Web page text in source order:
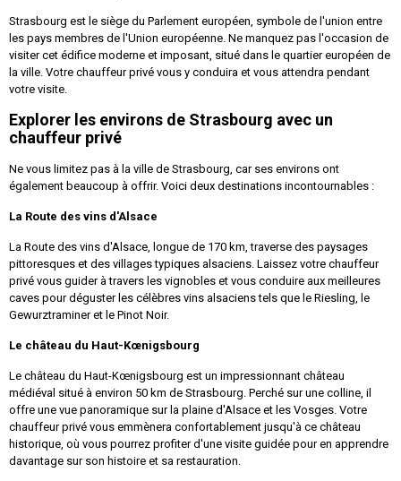
Strasbourg est le siège du Parlement européen, symbole de l'union entre
les pays membres de l'Union européenne. Ne manquez pas l'occasion de
visiter cet édifice moderne et imposant, situé dans le quartier européen de
la ville. Votre chauffeur privé vous y conduira et vous attendra pendant
votre visite.
Explorer les environs de Strasbourg avec un
chauffeur privé
Ne vous limitez pas à la ville de Strasbourg, car ses environs ont
également beaucoup à offrir. Voici deux destinations incontournables :
La Route des vins d'Alsace
La Route des vins d'Alsace, longue de 170 km, traverse des paysages
pittoresques et des villages typiques alsaciens. Laissez votre chauffeur
privé vous guider à travers les vignobles et vous conduire aux meilleures
caves pour déguster les célèbres vins alsaciens tels que le Riesling, le
Gewurztraminer et le Pinot Noir.
Le château du Haut-Kœnigsbourg
Le château du Haut-Kœnigsbourg est un impressionnant château
médiéval situé à environ 50 km de Strasbourg. Perché sur une colline, il
offre une vue panoramique sur la plaine d'Alsace et les Vosges. Votre
chauffeur privé vous emmènera confortablement jusqu'à ce château
historique, où vous pourrez profiter d'une visite guidée pour en apprendre
davantage sur son histoire et sa restauration.